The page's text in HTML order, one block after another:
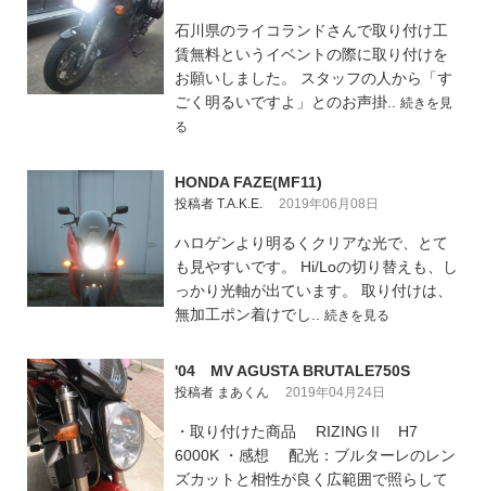
石川県のライコランドさんで取り付け工
賃無料というイベントの際に取り付けを
お願いしました。 スタッフの人から「す
ごく明るいですよ」とのお声掛.. 続きを見
る
HONDA FAZE(MF11)
投稿者 T.A.K.E. 2019年06月08日
ハロゲンより明るくクリアな光で、とて
も見やすいです。 Hi/Loの切り替えも、し
っかり光軸が出ています。 取り付けは、
無加工ポン着けでし.. 続きを見る
'04 MV AGUSTA BRUTALE750S
投稿者 まあくん 2019年04月24日
・取り付けた商品 RIZINGⅡ H7
6000K ・感想 配光：ブルターレのレン
ズカットと相性が良く広範囲で照らして